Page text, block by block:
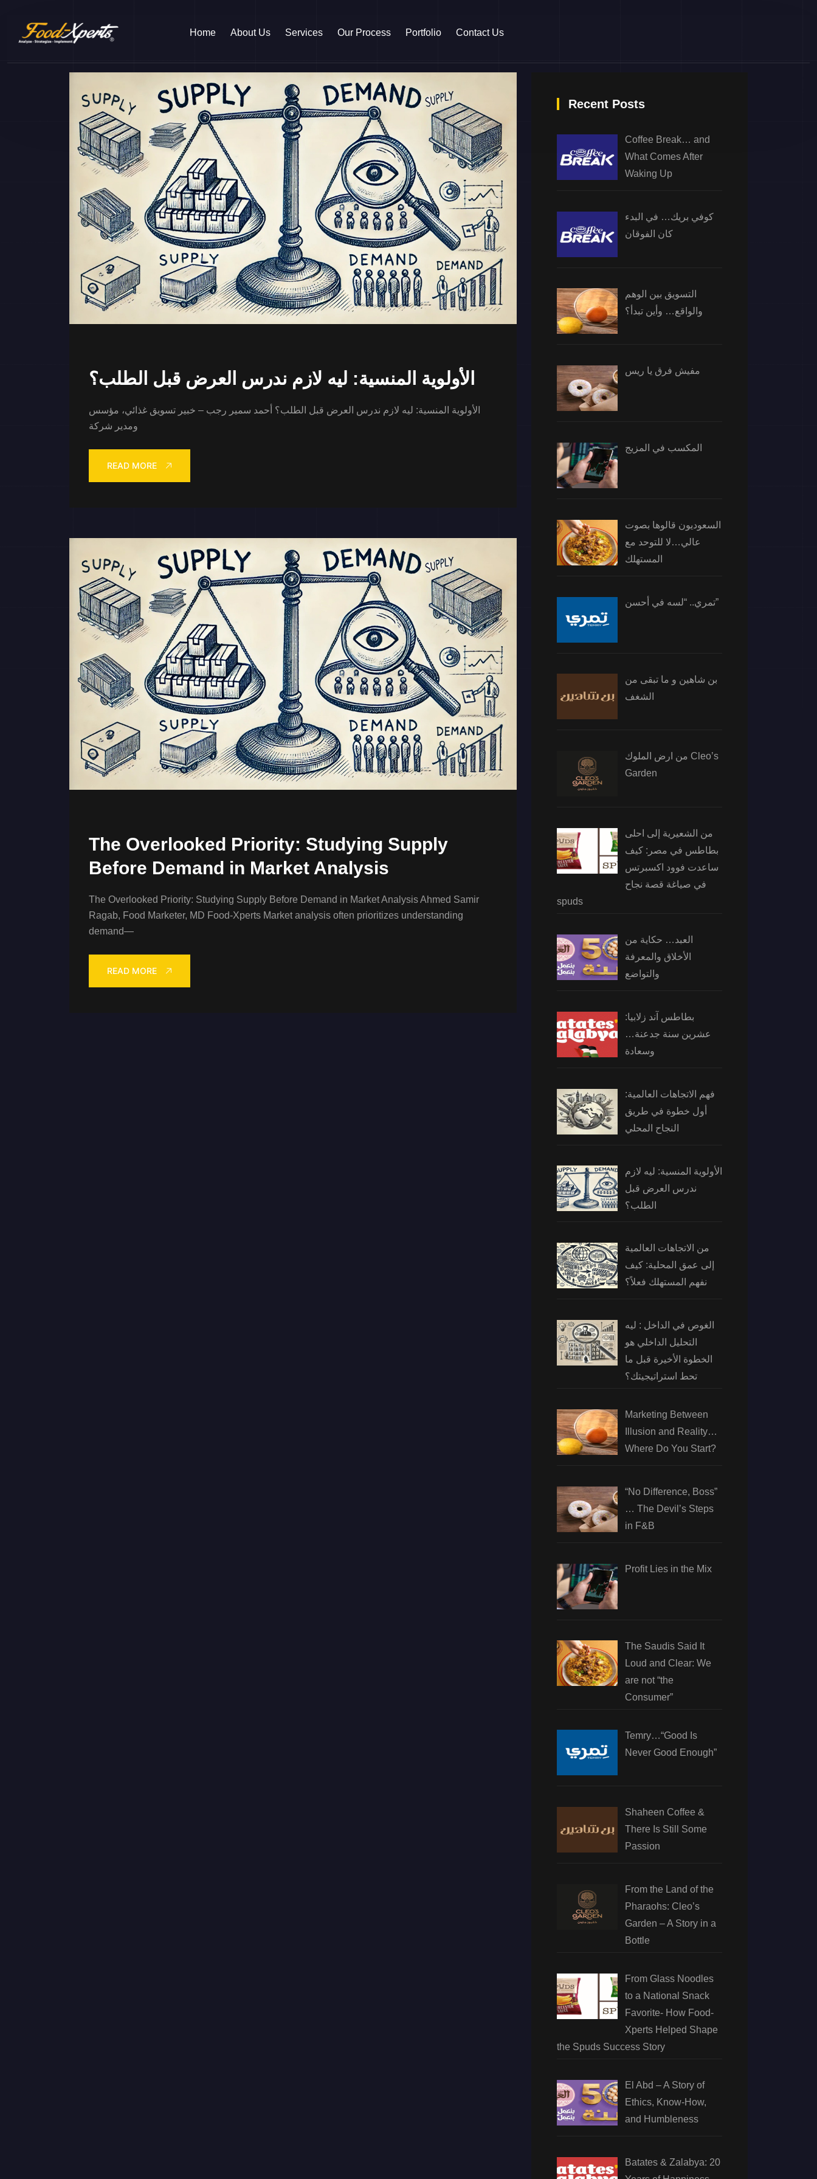
Home About Us Services Our Process Portfolio Contact Us
الأولوية المنسية: ليه لازم ندرس العرض قبل الطلب؟
الأولوية المنسية: ليه لازم ندرس العرض قبل الطلب؟ أحمد سمير رجب – خبير تسويق غذائي، مؤسس
ومدير شركة
READ MORE
The Overlooked Priority: Studying Supply
Before Demand in Market Analysis
The Overlooked Priority: Studying Supply Before Demand in Market Analysis Ahmed Samir
Ragab, Food Marketer, MD Food-Xperts Market analysis often prioritizes understanding
demand—
READ MORE
Recent Posts
Coffee Break… and
What Comes After
Waking Up
كوفي بريك… في البدء
كان الفوقان
التسويق بين الوهم
والواقع… وأين تبدأ؟
مفيش فرق يا ريس
المكسب في المزيج
السعوديون قالوها بصوت
عالي…لا للتوحد مع
المستهلك
تمري.. “لسه في أحسن”
بن شاهين و ما تبقى من
الشغف
من ارض الملوك Cleo’s
Garden
من الشعيرية إلى احلى
بطاطس في مصر: كيف
ساعدت فوود اكسبرتس
في صياغة قصة نجاح
spuds
العبد… حكاية من
الأخلاق والمعرفة
والتواضع
بطاطس آند زلابيا:
عشرين سنة جدعنة…
وسعادة
فهم الاتجاهات العالمية:
أول خطوة في طريق
النجاح المحلي
الأولوية المنسية: ليه لازم
ندرس العرض قبل
الطلب؟
من الاتجاهات العالمية
إلى عمق المحلية: كيف
نفهم المستهلك فعلاً؟
الغوص في الداخل : ليه
التحليل الداخلي هو
الخطوة الأخيرة قبل ما
تحط استراتيجيتك؟
Marketing Between
Illusion and Reality…
Where Do You Start?
“No Difference, Boss”
… The Devil’s Steps
in F&B
Profit Lies in the Mix
The Saudis Said It
Loud and Clear: We
are not “the
Consumer”
Temry…“Good Is
Never Good Enough”
Shaheen Coffee &
There Is Still Some
Passion
From the Land of the
Pharaohs: Cleo’s
Garden – A Story in a
Bottle
From Glass Noodles
to a National Snack
Favorite- How Food-
Xperts Helped Shape
the Spuds Success Story
El Abd – A Story of
Ethics, Know-How,
and Humbleness
Batates & Zalabya: 20